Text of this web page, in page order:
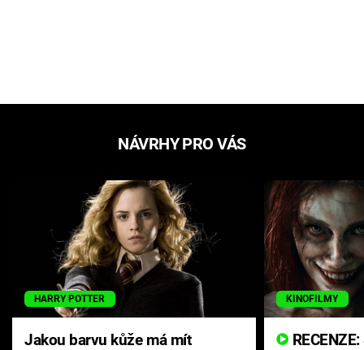
NÁVRHY PRO VÁS
HARRY POTTER
Jakou barvu kůže má mít
KINOFILMY